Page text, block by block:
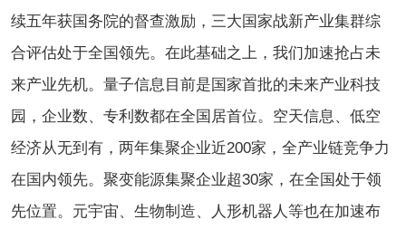
续五年获国务院的督查激励，三大国家战新产业集群综
合评估处于全国领先。在此基础之上，我们加速抢占未
来产业先机。量子信息目前是国家首批的未来产业科技
园，企业数、专利数都在全国居首位。空天信息、低空
经济从无到有，两年集聚企业近200家，全产业链竞争力
在国内领先。聚变能源集聚企业超30家，在全国处于领
先位置。元宇宙、生物制造、人形机器人等也在加速布